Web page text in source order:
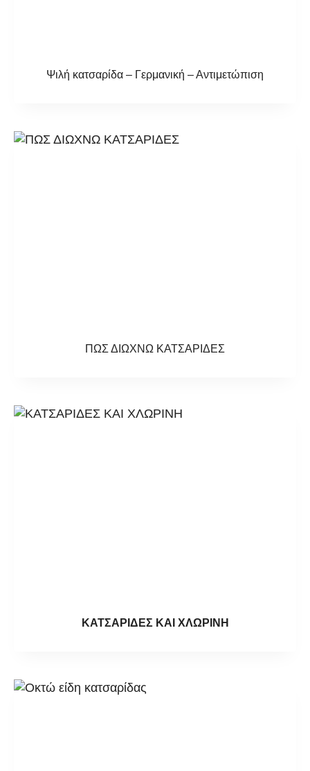
Ψιλή κατσαρίδα – Γερμανική – Αντιμετώπιση
ΠΩΣ ΔΙΩΧΝΩ ΚΑΤΣΑΡΙΔΕΣ
ΚΑΤΣΑΡΙΔΕΣ ΚΑΙ ΧΛΩΡΙΝΗ